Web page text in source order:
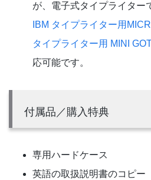
が、電子式タイプライター
IBM タイプライター用
タイプライター用 MINI
応可能です。
付属品／購入特典
専用ハードケース
英語の取扱説明書のコピー